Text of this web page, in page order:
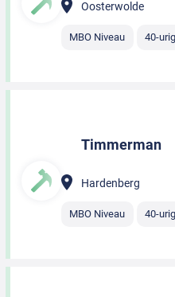
Oosterwolde
MBO Niveau 40-
Timmerman
Hardenberg
MBO Niveau 40-